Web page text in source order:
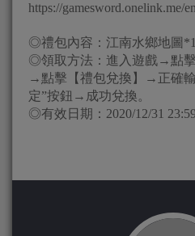
https://gamesword.onelink.me/
◎禮包內容：江南水鄉地圖
◎領取方法：進入遊戲→點擊
→點擊【禮包兌換】→正確
定”按鈕→成功兌換。
◎有效日期：2020/12/31